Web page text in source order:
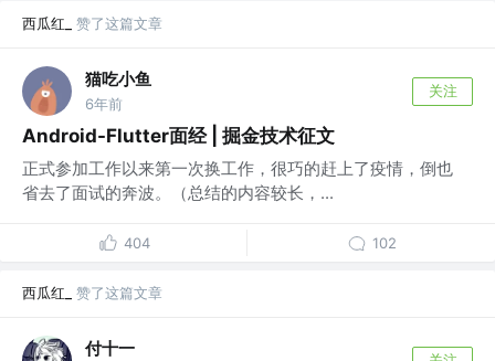
西瓜红_ 赞了这篇文章
猫吃小鱼
6年前
关注
Android-Flutter面经 | 掘金技术征文
正式参加工作以来第一次换工作，很巧的赶上了疫情，倒也
省去了面试的奔波。（总结的内容较长，...
404 102
西瓜红_ 赞了这篇文章
付十一